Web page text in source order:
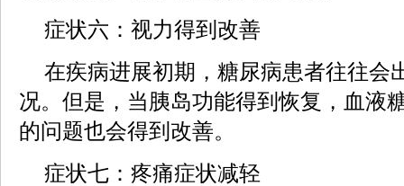
症状六：视力得到改善
在疾病进展初期，糖尿病患者往往会
况。但是，当胰岛功能得到恢复，血液
的问题也会得到改善。
症状七：疼痛症状减轻